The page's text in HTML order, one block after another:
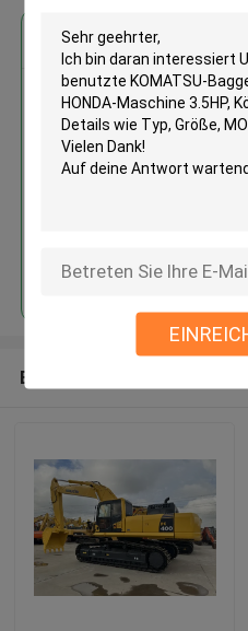
Erhalten Sie den
3.5HP
Fortsetzen
Empfohlene Produkte